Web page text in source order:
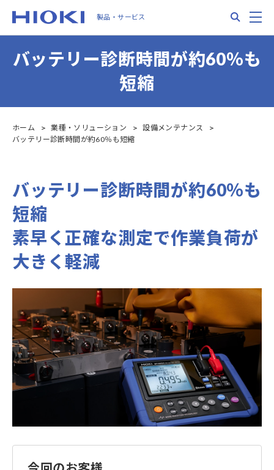
main
製品・サービス
バッテリー診断時間が約60％も
短縮
ホーム 業種・ソリューション
設備メンテナンス
バッテリー診断時間が約60％も短縮
バッテリー診断時間が約60％も
短縮
素早く正確な測定で作業負荷が
大きく軽減